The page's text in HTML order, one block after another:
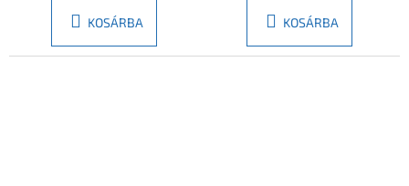
KOSÁRBA KOSÁRBA